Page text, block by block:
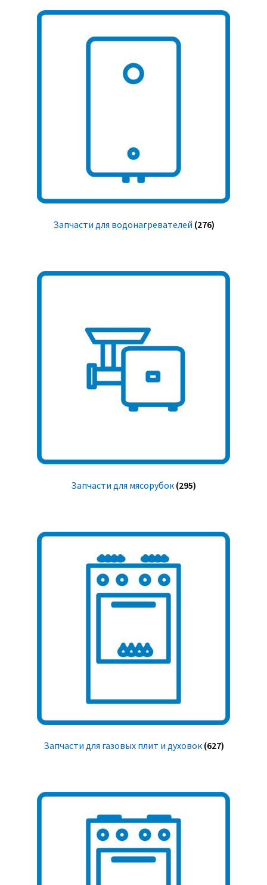
Запчасти для водонагревателей (276)
Запчасти для мясорубок (295)
Запчасти для газовых плит и духовок (627)